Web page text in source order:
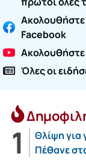
Ακολουθήστε
Facebook
Ακολουθήστε
Όλες οι
Θλίψη για
Πέθανε